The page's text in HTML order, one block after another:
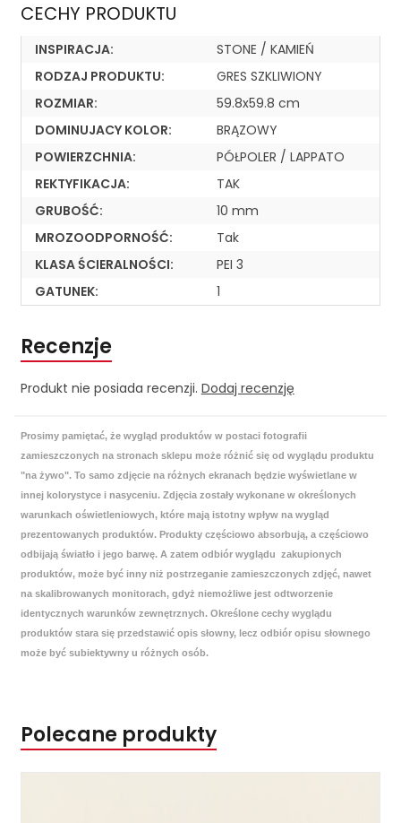
CECHY PRODUKTU
INSPIRACJA:
STONE / KAMIEŃ
RODZAJ PRODUKTU:
GRES SZKLIWIONY
ROZMIAR:
59.8x59.8 cm
DOMINUJACY KOLOR:
BRĄZOWY
POWIERZCHNIA:
PÓŁPOLER / LAPPATO
REKTYFIKACJA:
TAK
GRUBOŚĆ:
10 mm
MROZOODPORNOŚĆ:
Tak
KLASA ŚCIERALNOŚCI:
PEI 3
GATUNEK:
1
Recenzje
Produkt nie posiada recenzji. Dodaj recenzję
Prosimy pamiętać, że wygląd produktów w postaci fotografii
zamieszczonych na stronach sklepu może różnić się od wyglądu produktu
"na żywo". To samo zdjęcie na różnych ekranach będzie wyświetlane w
innej kolorystyce i nasyceniu. Zdjęcia zostały wykonane w określonych
warunkach oświetleniowych, które mają istotny wpływ na wygląd
prezentowanych produktów. Produkty częściowo absorbują, a częściowo
odbijają światło i jego barwę. A zatem odbiór wyglądu zakupionych
produktów, może być inny niż postrzeganie zamieszczonych zdjęć, nawet
na skalibrowanych monitorach, gdyż niemożliwe jest odtworzenie
identycznych warunków zewnętrznych. Określone cechy wyglądu
produktów stara się przedstawić opis słowny, lecz odbiór opisu słownego
może być subiektywny u różnych osób.
Polecane produkty